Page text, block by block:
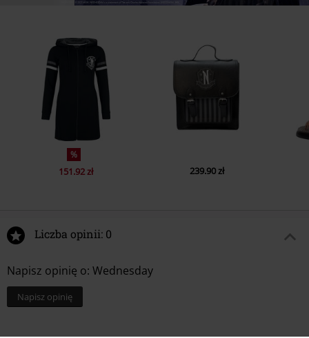
%
151.92 zł 239.90 zł
Liczba opinii: 0
Napisz opinię o: Wednesday
Napisz opinię